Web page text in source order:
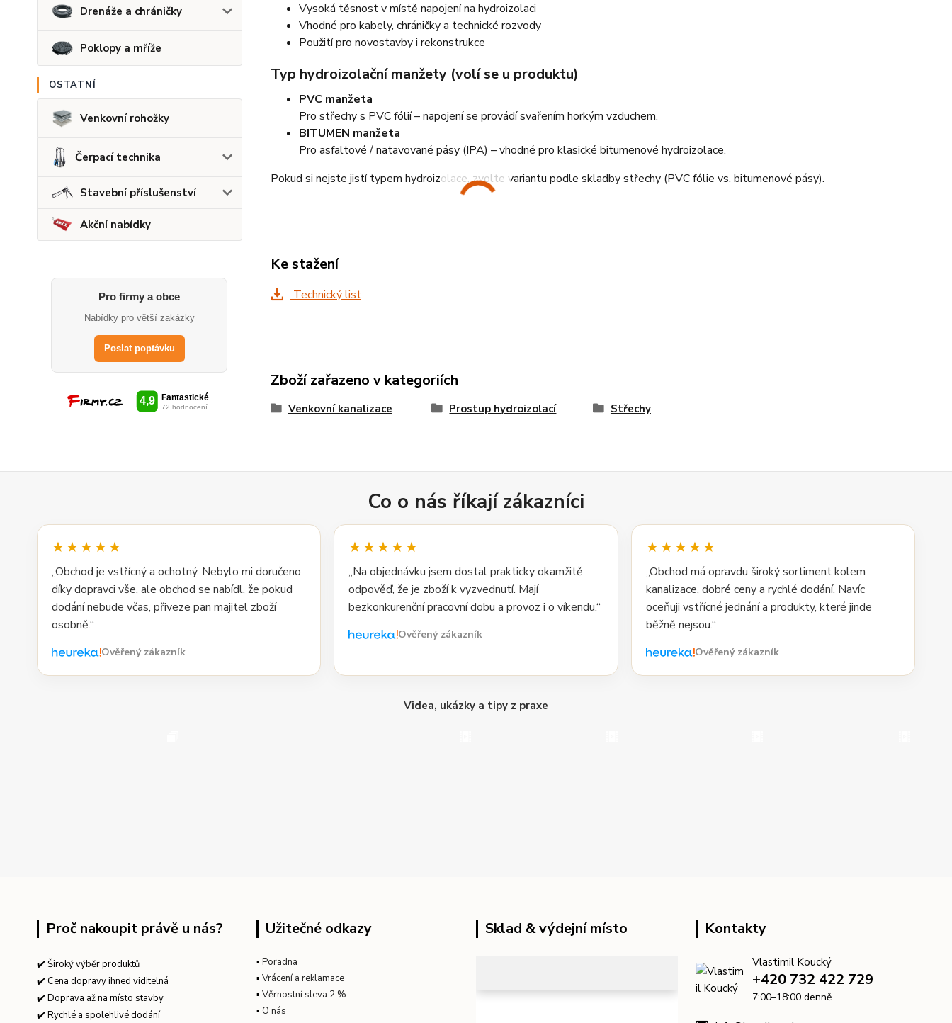
Drenáže a chráničky
Poklopy a mříže
OSTATNÍ
Venkovní rohožky
Čerpací technika
Stavební příslušenství
Akční nabídky
Pro firmy a obce
Nabídky pro větší zakázky
Poslat poptávku
Vysoká těsnost v místě napojení na hydroizolaci
Vhodné pro kabely, chráničky a technické rozvody
Použití pro novostavby i rekonstrukce
Typ hydroizolační manžety (volí se u produktu)
PVC manžeta
Pro střechy s PVC fólií – napojení se provádí svařením horkým vzduchem.
BITUMEN manžeta
Pro asfaltové / natavované pásy (IPA) – vhodné pro klasické bitumenové hydroizolace.
Pokud si nejste jistí typem hydroizolace, zvolte variantu podle skladby střechy (PVC fólie vs. bitumenové pásy).
Ke stažení
Technický list
Zboží zařazeno v kategoriích
Venkovní kanalizace Prostup hydroizolací Střechy
Co o nás říkají zákazníci
★★★★★
„Obchod je vstřícný a ochotný. Nebylo mi doručeno
díky dopravci vše, ale obchod se nabídl, že pokud
dodání nebude včas, přiveze pan majitel zboží
osobně.“
Ověřený zákazník
★★★★★
„Na objednávku jsem dostal prakticky okamžitě
odpověď, že je zboží k vyzvednutí. Mají
bezkonkurenční pracovní dobu a provoz i o víkendu.“
Ověřený zákazník
★★★★★
„Obchod má opravdu široký sortiment kolem
kanalizace, dobré ceny a rychlé dodání. Navíc
oceňuji vstřícné jednání a produkty, které jinde
běžně nejsou.“
Ověřený zákazník
Videa, ukázky a tipy z praxe
Proč nakoupit právě u nás?
✔️ Široký výběr produktů
✔️ Cena dopravy ihned viditelná
✔️ Doprava až na místo stavby
✔️ Rychlé a spolehlivé dodání
Užitečné odkazy
▪ Poradna
▪ Vrácení a reklamace
▪ Věrnostní sleva 2 %
▪ O nás
Sklad & výdejní místo Kontakty
Vlastimil Koucký
+420 732 422 729
7:00–18:00 denně